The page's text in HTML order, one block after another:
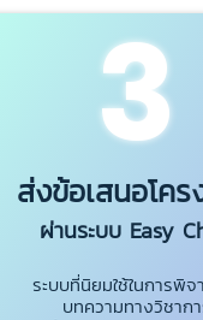
3
ส่งข้อเสนอโคร
ผ่านระบบ Easy
ระบบที่นิยมใช้ในการพิ
บทความทางวิชาก